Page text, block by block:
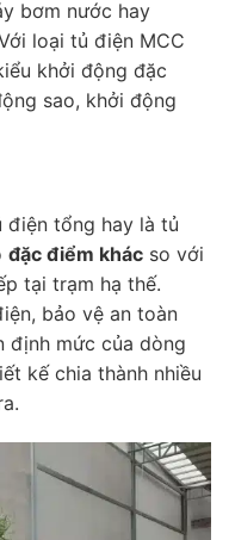
bơm nước hay
loại tủ điện MCC
khởi động đặc
sao, khởi động
tổng hay là tủ
đặc điểm khác so với
tại trạm hạ thế.
bảo vệ an toàn
định mức của dòng
kế chia thành nhiều